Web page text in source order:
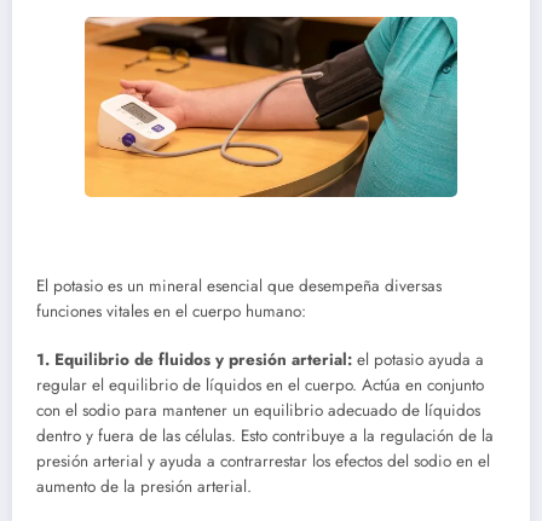
El potasio es un mineral esencial que desempeña diversas
funciones vitales en el cuerpo humano:
1. Equilibrio de fluidos y presión arterial: el potasio ayuda a
regular el equilibrio de líquidos en el cuerpo. Actúa en conjunto
con el sodio para mantener un equilibrio adecuado de líquidos
dentro y fuera de las células. Esto contribuye a la regulación de la
presión arterial y ayuda a contrarrestar los efectos del sodio en el
aumento de la presión arterial.